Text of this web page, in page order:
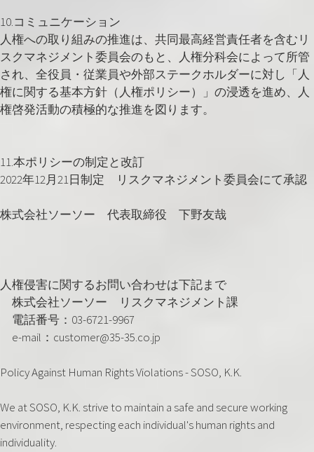
10.コミュニケーション
人権への取り組みの推進は、共同最高経営責任者を含むリ
スクマネジメント委員会のもと、人権分科会によって所管
され、全役員・従業員や外部ステークホルダーに対し「人
権に関する基本方針（人権ポリシー）」の浸透を進め、人
権啓発活動の積極的な推進を図ります。
11.本ポリシーの制定と改訂
2022年12月21日制定 リスクマネジメント委員会にて承認
株式会社ソーソー 代表取締役 下野友哉
人権侵害に関するお問い合わせは下記まで
株式会社ソーソー リスクマネジメント課
電話番号：03-6721-9967
e-mail：customer@35-35.co.jp
Policy Against Human Rights Violations - SOSO, K.K.
We at SOSO, K.K. strive to maintain a safe and secure working
environment, respecting each individual's human rights and
individuality.‍